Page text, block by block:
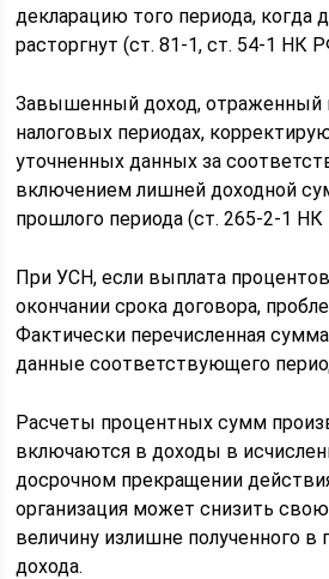
декларацию того периода, когда
расторгнут (ст. 81-1, ст. 54-1 НК
Завышенный доход, отраженный
налоговых периодах,
уточненных данных за
включением лишней доходной
прошлого периода (ст. 265-2-1
При УСН, если выплата
окончании срока договора,
Фактически перечисленная
данные соответствующего
Расчеты процентных сумм
включаются в доходы в
досрочном прекращении
организация может снизить
величину излишне полученного
дохода.